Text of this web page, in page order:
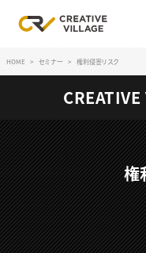
ACCOUNT
ログイン
RECRUIT
クリエイター求人を探す
CREATIVE JOB求人
特集求人
採用説明会
HOME セミナー 権利侵害リスク
権